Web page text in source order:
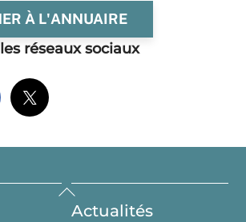
À L'ANNUAIRE
réseaux sociaux
Back
To
Actualités